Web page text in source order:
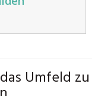
Umfeld zu